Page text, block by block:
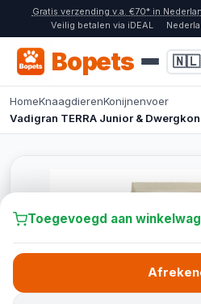
Gratis verzending v.a. €70* in
Veilig betalen via iDEAL
Bopets 🇳🇱
HomeKnaagdierenKonijnenvoer
Vadigran TERRA Junior &
Toegevoegd aan